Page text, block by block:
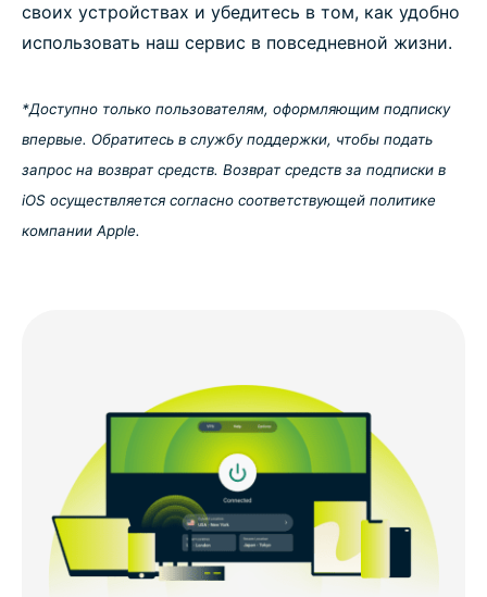
своих устройствах и убедитесь в том, как удобно
использовать наш сервис в повседневной жизни.
*Доступно только пользователям, оформляющим подписку
впервые. Обратитесь в службу поддержки, чтобы подать
запрос на возврат средств. Возврат средств за подписки в
iOS осуществляется согласно соответствующей политике
компании Apple.